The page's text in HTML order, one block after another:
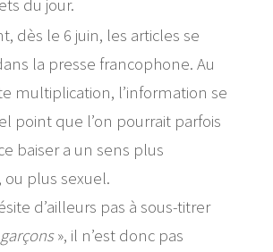
du jour.
dès le 6 juin, les articles se
la presse francophone. Au
multiplication, l’information se
point que l’on pourrait parfois
baiser a un sens plus
plus sexuel.
d’ailleurs pas à sous-titrer
», il n’est donc pas